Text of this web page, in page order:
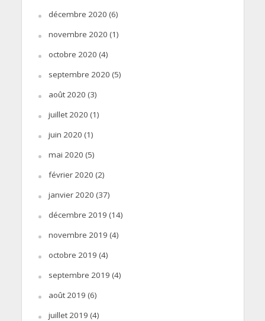
décembre 2020 (6)
novembre 2020 (1)
octobre 2020 (4)
septembre 2020 (5)
août 2020 (3)
juillet 2020 (1)
juin 2020 (1)
mai 2020 (5)
février 2020 (2)
janvier 2020 (37)
décembre 2019 (14)
novembre 2019 (4)
octobre 2019 (4)
septembre 2019 (4)
août 2019 (6)
juillet 2019 (4)